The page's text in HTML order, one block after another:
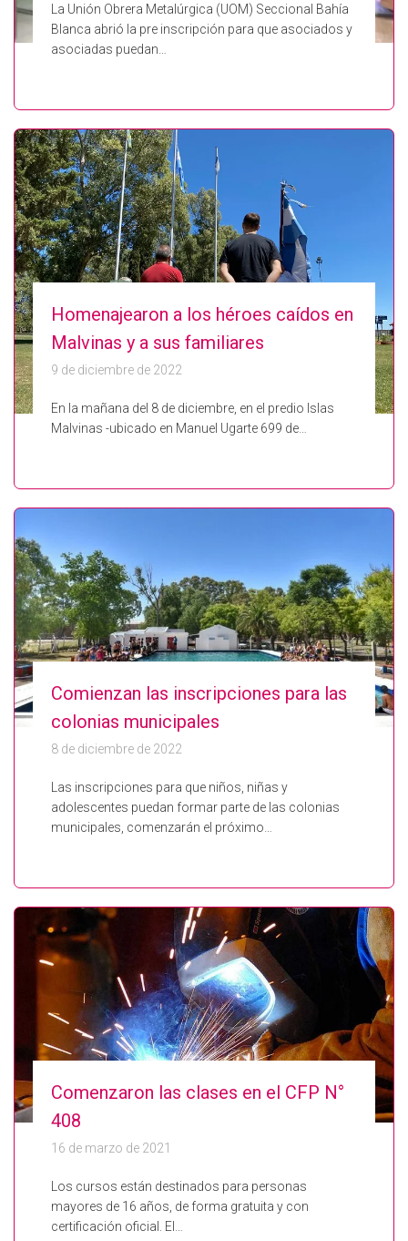
La Unión Obrera Metalúrgica (UOM) Seccional Bahía
Blanca abrió la pre inscripción para que asociados y
asociadas puedan…
Homenajearon a los héroes caídos en
Malvinas y a sus familiares
9 de diciembre de 2022
En la mañana del 8 de diciembre, en el predio Islas
Malvinas -ubicado en Manuel Ugarte 699 de…
Comienzan las inscripciones para las
colonias municipales
8 de diciembre de 2022
Las inscripciones para que niños, niñas y
adolescentes puedan formar parte de las colonias
municipales, comenzarán el próximo…
Comenzaron las clases en el CFP N°
408
16 de marzo de 2021
Los cursos están destinados para personas
mayores de 16 años, de forma gratuita y con
certificación oficial. El…